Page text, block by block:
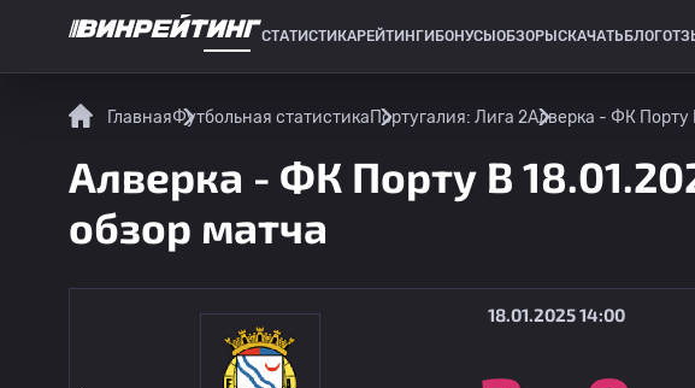
СТАТИСТИКАРЕЙТИНГИ БОНУСЫ ОБЗОРЫ СКАЧАТЬ БЛОГ
ГлавнаяФутбольная статистикаПортугалия: Лига 2Алверка - ФК Порту
Алверка - ФК Порту B
обзор матча
18.01.2025 14:00